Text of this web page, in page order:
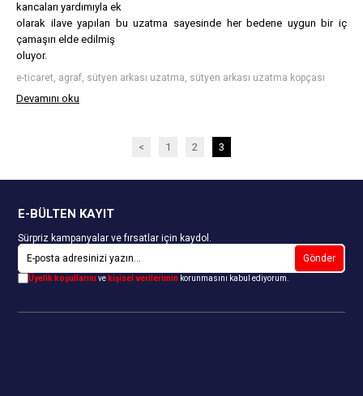
kancaları yardımıyla ek
olarak ilave yapılan bu uzatma sayesinde her bedene uygun bir iç
çamaşırı elde edilmiş
oluyor.
e-ticaret, agraf, sütyen arkası uzatma, sütyen arkası uzatma kopçası
Devamını oku
< 1 2 3
E-BÜLTEN KAYIT
Sürpriz kampanyalar ve fırsatlar için kaydol.
Gönder
Üyelik koşullarınıve kişisel verilerimin korunmasını kabul ediyorum.